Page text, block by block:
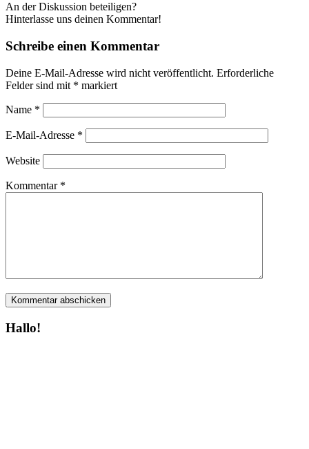
An der Diskussion beteiligen?
Hinterlasse uns deinen Kommentar!
Schreibe einen Kommentar
Deine E-Mail-Adresse wird nicht veröffentlicht. Erforderliche
Felder sind mit * markiert
Name *
E-Mail-Adresse *
Website
Kommentar *
Hallo!